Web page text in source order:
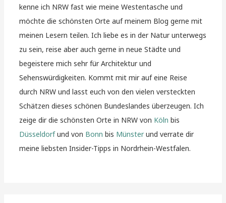
kenne ich NRW fast wie meine Westentasche und
möchte die schönsten Orte auf meinem Blog gerne mit
meinen Lesern teilen. Ich liebe es in der Natur unterwegs
zu sein, reise aber auch gerne in neue Städte und
begeistere mich sehr für Architektur und
Sehenswürdigkeiten. Kommt mit mir auf eine Reise
durch NRW und lasst euch von den vielen versteckten
Schätzen dieses schönen Bundeslandes überzeugen. Ich
zeige dir die schönsten Orte in NRW von Köln bis
Düsseldorfund von Bonn bis Münsterund verrate dir
meine liebsten Insider-Tipps in Nordrhein-Westfalen.